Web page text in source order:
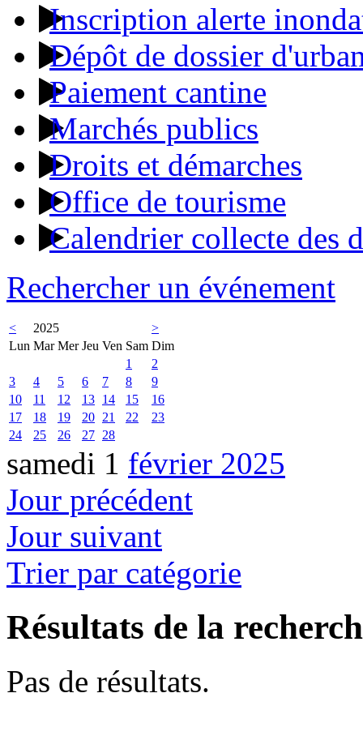
Inscription alerte
Dépôt de dossier
Paiement cantine
Marchés publics
Droits et démarches
Office de tourisme
Calendrier collecte des
Rechercher un événement
< 2025
>
Lun Mar Mer Jeu Ven Sam Dim
1
2
3
4 5 6 7 8
9
10
11 12 13 14 15
16
17
18 19 20 21 22
23
24
25 26 27 28
samedi 1 février 2025
Jour précédent
Jour suivant
Trier par catégorie
Résultats de la
Pas de résultats.